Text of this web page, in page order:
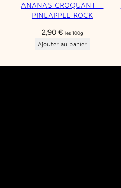
ANANAS CROQUANT –
PINEAPPLE ROCK
2,90 € les 100g
Ajouter au panier